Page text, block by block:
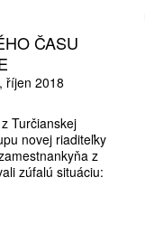
ČASU
říjen 2018
Turčianskej
novej riaditeľky
z
zúfalú situáciu: